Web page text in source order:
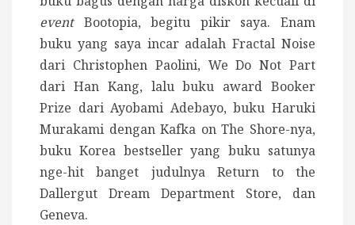
eventBootopia, begitu pikir saya. Enam
buku yang saya incar adalah Fractal Noise
dari Christophen Paolini, We Do Not Part
dari Han Kang, lalu buku award Booker
Prize dari Ayobami Adebayo, buku Haruki
Murakami dengan Kafka on The Shore-nya,
buku Korea bestseller yang buku satunya
nge-hit banget judulnya Return to the
Dallergut Dream Department Store, dan
Geneva.